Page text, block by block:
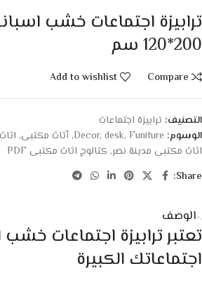
ترابيزة اجتماعات خشب
200*120 سم
Compare
Add to wishlist
التصنيف: ترابيزة اجتماعات
الوسوم:
Decor, desk, Funiture
, أثاث مكتبى,
اثاث مكتبى مدينة نصر, كتالوج اثاث مكتبى PDF
Share:
الوصف
تعتبر ترابيزة اجتماعات
اجتماعاتك الكبيرة